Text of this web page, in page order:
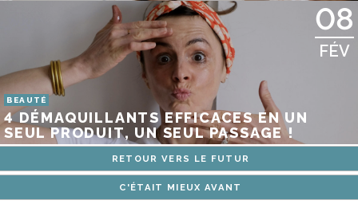
08
FÉV
BEAUTÉ
4 DÉMAQUILLANTS EFFICACES EN UN
SEUL PRODUIT, UN SEUL PASSAGE !
RETOUR VERS LE FUTUR
C'ÉTAIT MIEUX AVANT